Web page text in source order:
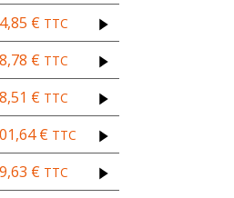
€ TTC
€ TTC
€ TTC
€ TTC
€ TTC